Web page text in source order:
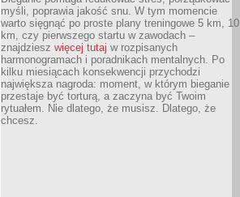
myśli, poprawia jakość snu. W tym momencie
warto sięgnąć po proste plany treningowe 5 km, 10
km, czy pierwszego startu w zawodach –
znajdziesz więcej tutaj w rozpisanych
harmonogramach i poradnikach mentalnych. Po
kilku miesiącach konsekwencji przychodzi
największa nagroda: moment, w którym bieganie
przestaje być torturą, a zaczyna być Twoim
rytuałem. Nie dlatego, że musisz. Dlatego, że
chcesz.